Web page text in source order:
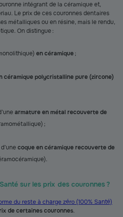
intégrant de la céramique et,
Le prix de ces couronnes dentaires
métalliques ou en résine, mais le rendu,
On distingue :
en céramique;
céramique polycristalline pure (zircone)
armature en métal recouverte de
;
coque en céramique recouverte de
sur les prix des couronnes ?
du reste à charge zéro (100% Santé)
de certaines couronnes.